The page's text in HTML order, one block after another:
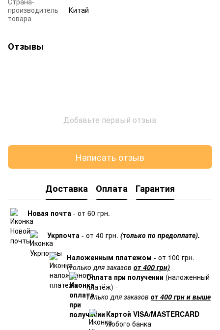
производитель
товара
Китай
Отзывы
Добавьте первый отзыв
Написать отзыв
Доставка Оплата Гарантия
Новая почта - от 60 грн.
Укрпочта - от 40 грн. (только по предоплате).
Наложенным платежом - от 100 грн.
(только для заказов от 400 грн)
Оплата при получении (наложенный
платёж) -
только для заказов от 400 грн и выше
Картой VISA/MASTERCARD
любого банка